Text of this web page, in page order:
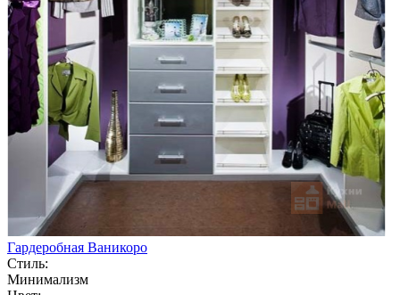
Гардеробная Ваникоро
Стиль:
Минимализм